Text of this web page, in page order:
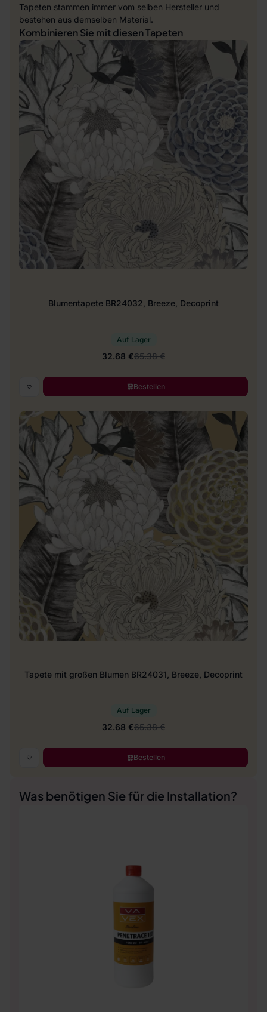
Tapeten stammen immer vom selben Hersteller und
bestehen aus demselben Material.
Kombinieren Sie mit diesen Tapeten
Blumentapete BR24032, Breeze, Decoprint
Auf Lager
32.68 €65.38 €
Bestellen
Tapete mit großen Blumen BR24031, Breeze, Decoprint
Auf Lager
32.68 €65.38 €
Bestellen
Was benötigen Sie für die Installation?